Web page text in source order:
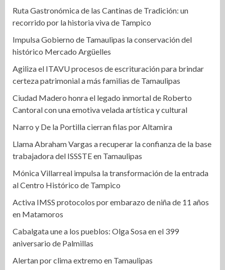
Ruta Gastronómica de las Cantinas de Tradición: un
recorrido por la historia viva de Tampico
Impulsa Gobierno de Tamaulipas la conservación del
histórico Mercado Argüelles
Agiliza el ITAVU procesos de escrituración para brindar
certeza patrimonial a más familias de Tamaulipas
Ciudad Madero honra el legado inmortal de Roberto
Cantoral con una emotiva velada artística y cultural
Narro y De la Portilla cierran filas por Altamira
Llama Abraham Vargas a recuperar la confianza de la base
trabajadora del ISSSTE en Tamaulipas
Mónica Villarreal impulsa la transformación de la entrada
al Centro Histórico de Tampico
Activa IMSS protocolos por embarazo de niña de 11 años
en Matamoros
Cabalgata une a los pueblos: Olga Sosa en el 399
aniversario de Palmillas
Alertan por clima extremo en Tamaulipas